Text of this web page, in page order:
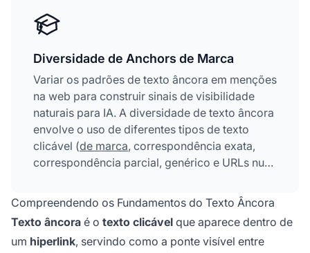
Diversidade de Anchors de Marca
Variar os padrões de texto âncora em menções
na web para construir sinais de visibilidade
naturais para IA. A diversidade de texto âncora
envolve o uso de diferentes tipos de texto
clicável (de marca, correspondência exata,
correspondência parcial, genérico e URLs nus)
autêntico que pareça orgânico para
mecanismos de busca e sistemas de IA. Essa
prática evita penalizações por
superotimização enquanto fortalece sinais de
Compreendendo os Fundamentos do Texto Âncora
Texto âncora é o texto clicável que aparece dentro de
um hiperlink, servindo como a ponte visível entre